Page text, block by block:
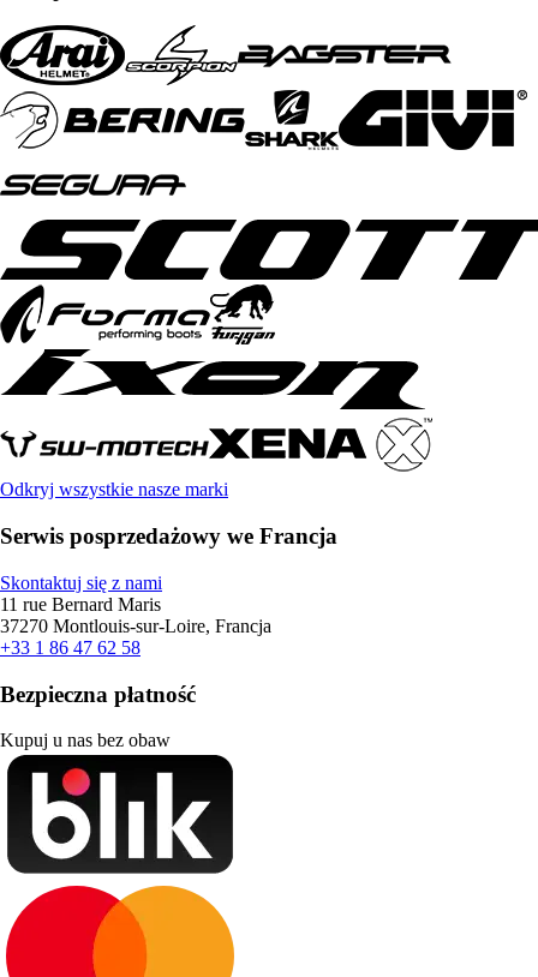
Odkryj wszystkie nasze marki
Serwis posprzedażowy we Francja
Skontaktuj się z nami
11 rue Bernard Maris
37270 Montlouis-sur-Loire, Francja
+33 1 86 47 62 58
Bezpieczna płatność
Kupuj u nas bez obaw